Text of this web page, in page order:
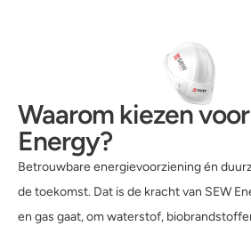
Waarom kiezen
Energy?
Betrouwbare energievoorziening én
de toekomst. Dat is de kracht van SEW
en gas gaat, om waterstof,